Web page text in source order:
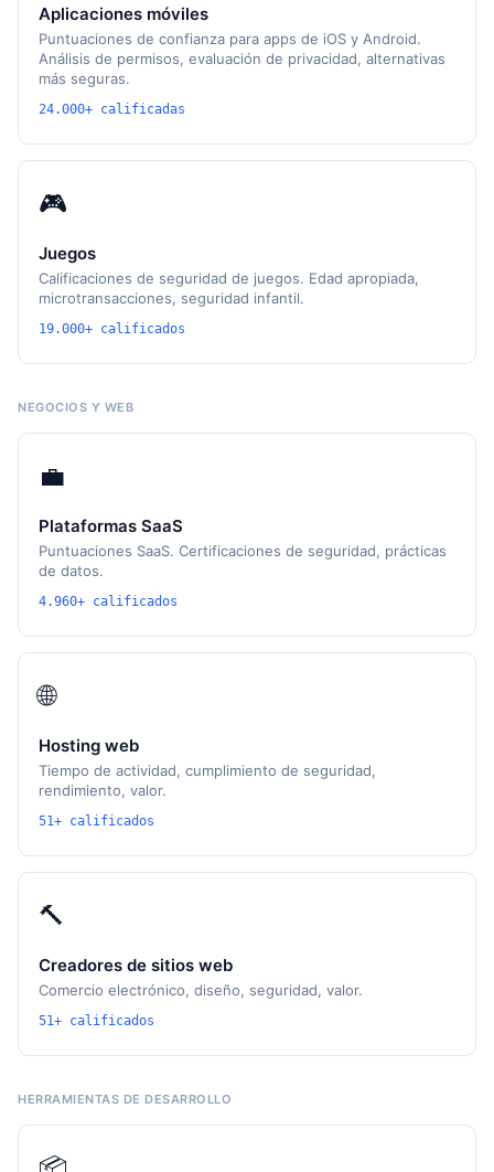
Aplicaciones móviles
Puntuaciones de confianza para apps de iOS y Android.
Análisis de permisos, evaluación de privacidad, alternativas
más seguras.
24.000+ calificadas
🎮
Juegos
Calificaciones de seguridad de juegos. Edad apropiada,
microtransacciones, seguridad infantil.
19.000+ calificados
NEGOCIOS Y WEB
💼
Plataformas SaaS
Puntuaciones SaaS. Certificaciones de seguridad, prácticas
de datos.
4.960+ calificados
🌐
Hosting web
Tiempo de actividad, cumplimiento de seguridad,
rendimiento, valor.
51+ calificados
🔨
Creadores de sitios web
Comercio electrónico, diseño, seguridad, valor.
51+ calificados
HERRAMIENTAS DE DESARROLLO